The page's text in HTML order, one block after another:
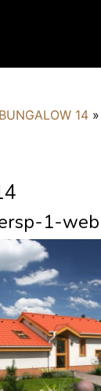
BUNGALOW 14 »
1-web